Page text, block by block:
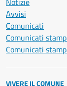
Avvisi
Comunicati
Comunicati
Comunicati
VIVERE IL COMUNE